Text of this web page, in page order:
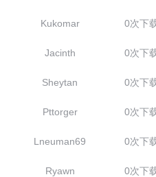
Kukomar 0次下
Jacinth 0次下
Sheytan 0次下
Pttorger 0次下
Lneuman69 0次下
Ryawn 0次下